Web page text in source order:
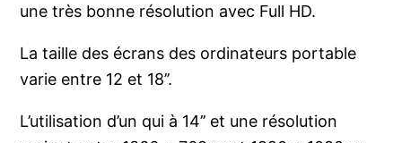
une très bonne résolution avec Full HD.
La taille des écrans des ordinateurs portable
varie entre 12 et 18’’.
L’utilisation d’un qui à 14’’ et une résolution